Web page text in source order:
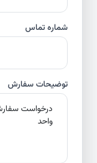
شماره تماس
توضیحات سفارش